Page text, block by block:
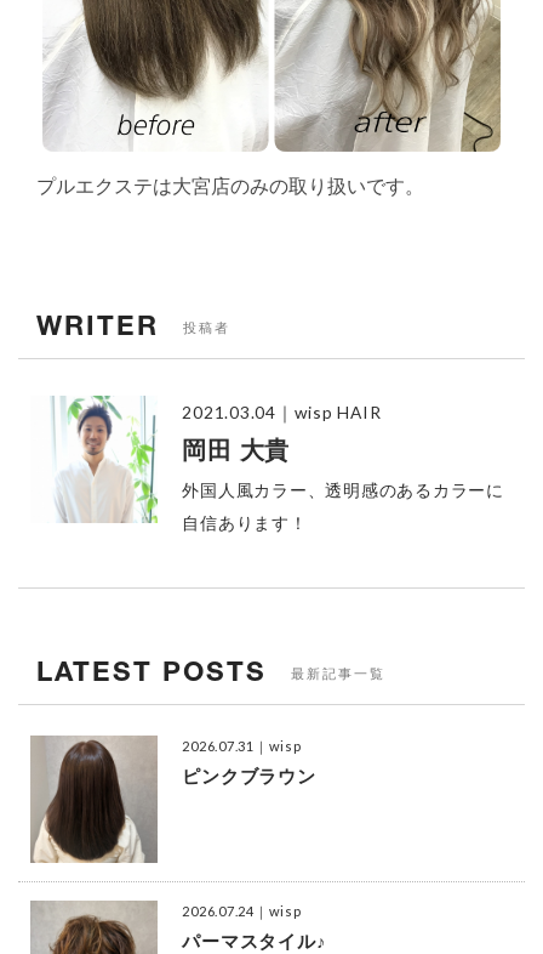
プルエクステは大宮店のみの取り扱いです。
WRITER 投稿者
2021.03.04 ｜wisp HAIR
岡田 大貴
外国人風カラー、透明感のあるカラーに
自信あります！
LATEST POSTS 最新記事一覧
2026.07.31 ｜wisp
ピンクブラウン
2026.07.24 ｜wisp
パーマスタイル♪